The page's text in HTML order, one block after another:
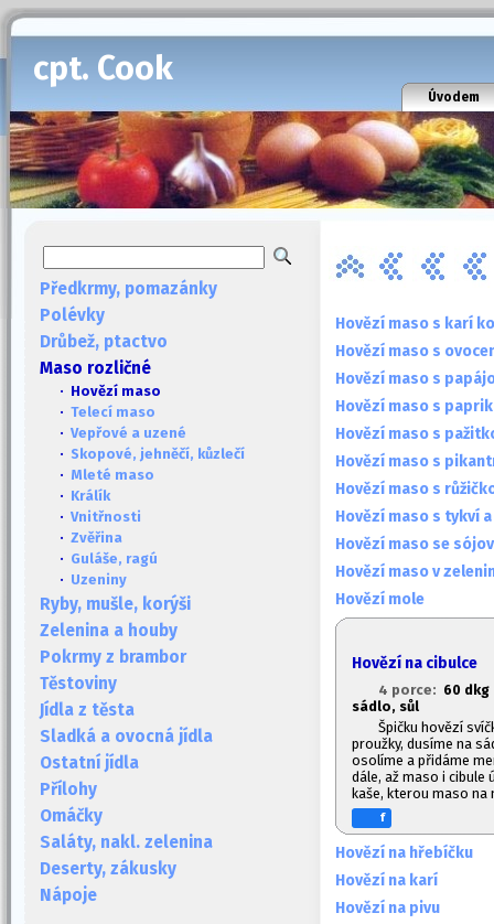
cpt. Cook
Úvodem
Předkrmy, pomazánky
Polévky
Drůbež, ptactvo
Maso rozličné
· Hovězí maso
· Telecí maso
· Vepřové a uzené
· Skopové, jehněčí, kůzlečí
· Mleté maso
· Králík
· Vnitřnosti
· Zvěřina
· Guláše, ragú
· Uzeniny
Ryby, mušle, korýši
Zelenina a houby
Pokrmy z brambor
Těstoviny
Jídla z těsta
Sladká a ovocná jídla
Ostatní jídla
Přílohy
Omáčky
Saláty, nakl. zelenina
Deserty, zákusky
Nápoje
Hovězí maso s karí
Hovězí maso s
Hovězí maso s
Hovězí maso s
Hovězí maso s
Hovězí maso s
Hovězí maso s
Hovězí maso s tykví
Hovězí maso se
Hovězí maso v
Hovězí mole
Hovězí na cibulce
4 porce: 60
sádlo, sůl
Špičku hovězí
proužky, dusíme na
osolíme a přidáme
dále, až maso i cibule
kaše, kterou maso na
f
Hovězí na hřebíčku
Hovězí na karí
Hovězí na pivu